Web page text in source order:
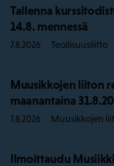
Tallenna
14.8. mennessä
7.8.2026 Teollisuusliitto
Muusikkojen liiton
maanantaina
7.8.2026 Muusikkojen
Ilmoittaudu